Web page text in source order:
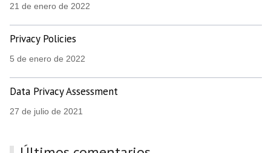
21 de enero de 2022
Privacy Policies
5 de enero de 2022
Data Privacy Assessment
27 de julio de 2021